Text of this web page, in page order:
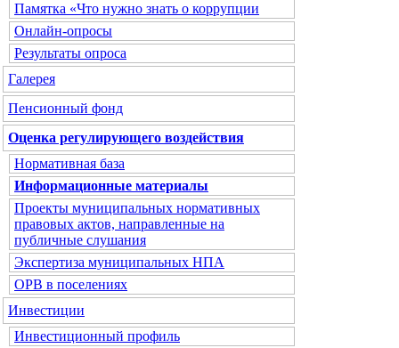
Памятка «Что нужно знать о коррупции
Онлайн-опросы
Результаты опроса
Галерея
Пенсионный фонд
Оценка регулирующего воздействия
Нормативная база
Информационные материалы
Проекты муниципальных нормативных
правовых актов, направленные на
публичные слушания
Экспертиза муниципальных НПА
ОРВ в поселениях
Инвестиции
Инвестиционный профиль